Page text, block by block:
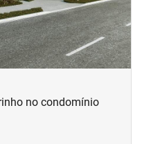
no condomínio